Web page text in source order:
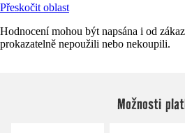
Přeskočit oblast
Hodnocení mohou být napsána i od
prokazatelně nepoužili nebo nekoupili.
Možnosti